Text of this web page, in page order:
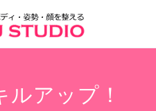
ルアップ！